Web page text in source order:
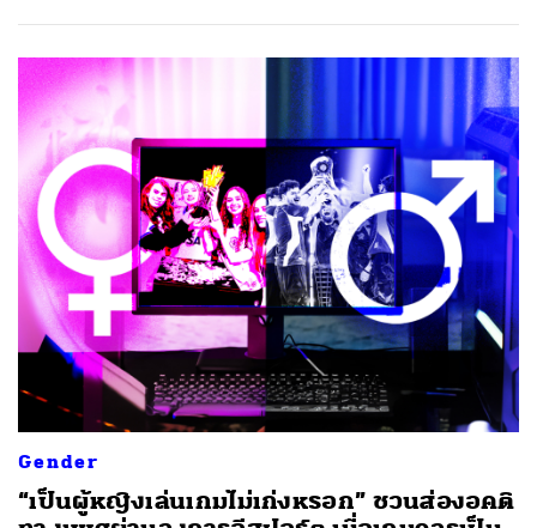
Gender
“เป็นผู้หญิงเล่นเกมไม่เก่งหรอก” ชวนส่องอคติ